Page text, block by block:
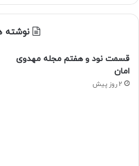
نوشته
قسمت نود و هفتم مجله مهدوی
امان
2 روز پیش